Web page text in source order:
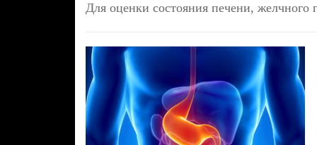
Для оценки состояния печени, желчного